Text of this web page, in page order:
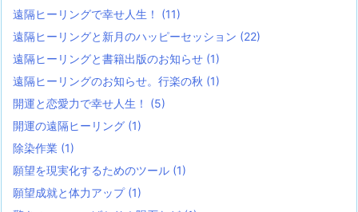
遠隔ヒーリングで幸せ人生！ (11)
遠隔ヒーリングと新月のハッピーセッション (22)
遠隔ヒーリングと書籍出版のお知らせ (1)
遠隔ヒーリングのお知らせ。行楽の秋 (1)
開運と恋愛力で幸せ人生！ (5)
開運の遠隔ヒーリング (1)
除染作業 (1)
願望を現実化するためのツール (1)
願望成就と体力アップ (1)